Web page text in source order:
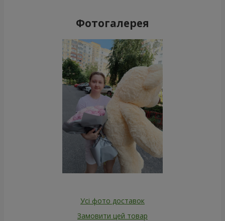
Фотогалерея
Усі фото доставок
Замовити цей товар